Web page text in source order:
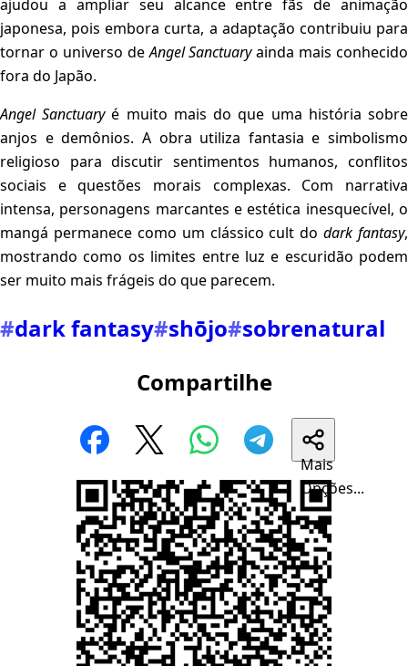
ajudou a ampliar seu alcance entre fãs de animação
japonesa, pois embora curta, a adaptação contribuiu para
tornar o universo deAngel Sanctuaryainda mais conhecido
fora do Japão.
Angel Sanctuaryé muito mais do que uma história sobre
anjos e demônios. A obra utiliza fantasia e simbolismo
religioso para discutir sentimentos humanos, conflitos
sociais e questões morais complexas. Com narrativa
intensa, personagens marcantes e estética inesquecível, o
mangá permanece como um clássico cult dodark fantasy,
mostrando como os limites entre luz e escuridão podem
ser muito mais frágeis do que parecem.
#dark fantasy#shōjo#sobrenatural
Compartilhe
Mais
Opções...